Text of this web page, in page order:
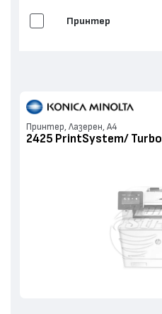
Принтер
Принтер, Лазерен, А4
2425 PrintSystem/ Turbo